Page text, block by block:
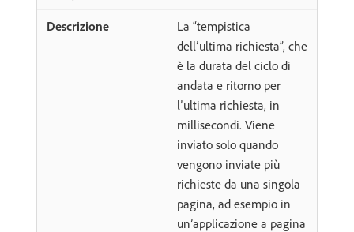
La “tempistica
dell’ultima richiesta”, che
è la durata del ciclo di
andata e ritorno per
l’ultima richiesta, in
millisecondi. Viene
inviato solo quando
vengono inviate più
richieste da una singola
pagina, ad esempio in
un’applicazione a pagina